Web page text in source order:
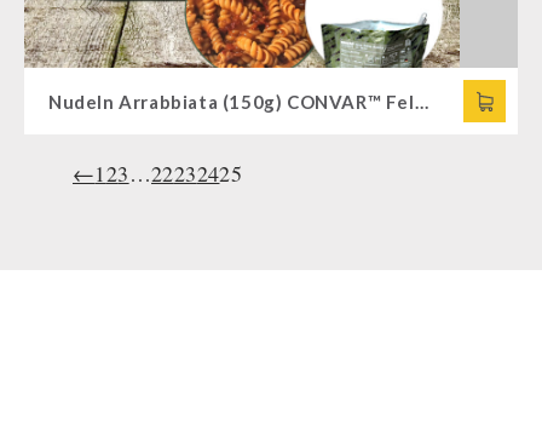
←123…22232425